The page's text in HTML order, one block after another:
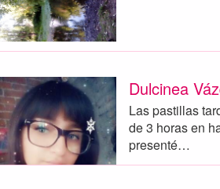
Dulcinea
Las pastillas
de 3 horas en
presenté…